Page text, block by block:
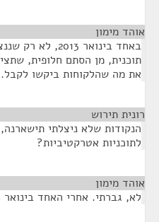
אוהד מימון
באחד בינואר
תוכנית, מן הסתם חלופית,
את מה שהלקוחות ביקשו לקבל.
רונית תירוש
הנקודות שלא ניצלתי
לתוכניות אטרקטיביות?
אוהד מימון
לא, גברתי. אחרי האחד בינואר 2013? לא גברתי.